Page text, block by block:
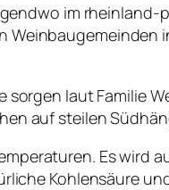
im
laut Familie
auf steilen
Es wird
Kohlensäure